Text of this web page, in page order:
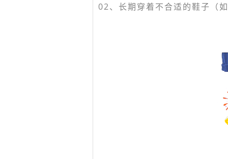
02、 长期穿着不合适的鞋子（